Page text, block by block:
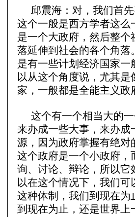
邱震海：对，我们首
这个一般是西方学者这
是一个大政府，然后整
落延伸到社会的各个角
是有一些计划经济国家
以从这个角度说，尤其
家，一般都是全能主义
这个有一个相当大的
来办成一些大事，来办
源，因为政府掌握有绝
这个政府是一个小政府
询、讨论、辩论，所以
以在这个情况下，我们
这种体制，我们到现在
到现在为止，还是世界